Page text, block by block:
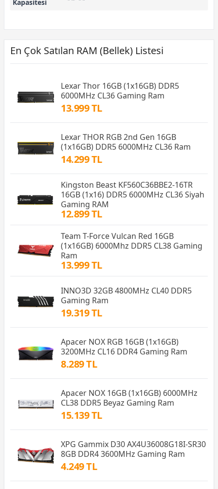
Kapasitesi
En Çok Satılan RAM (Bellek) Listesi
Lexar Thor 16GB (1x16GB) DDR5
6000MHz CL36 Gaming Ram
13.999 TL
Lexar THOR RGB 2nd Gen 16GB
(1x16GB) DDR5 6000MHz CL36 Ram
14.299 TL
Kingston Beast KF560C36BBE2-16TR
16GB (1x16) DDR5 6000MHz CL36 Siyah
Gaming RAM
12.899 TL
Team T-Force Vulcan Red 16GB
(1x16GB) 6000Mhz DDR5 CL38 Gaming
Ram
13.999 TL
INNO3D 32GB 4800MHz CL40 DDR5
Gaming Ram
19.319 TL
Apacer NOX RGB 16GB (1x16GB)
3200MHz CL16 DDR4 Gaming Ram
8.289 TL
Apacer NOX 16GB (1x16GB) 6000MHz
CL38 DDR5 Beyaz Gaming Ram
15.139 TL
XPG Gammix D30 AX4U36008G18I-SR30
8GB DDR4 3600MHz Gaming Ram
4.249 TL